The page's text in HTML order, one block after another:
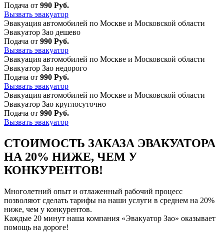
Подача от 990 Руб.
Вызвать эвакуатор
Эвакуация автомобилей по Москве и Московской области
Эвакуатор Зао дешево
Подача от 990 Руб.
Вызвать эвакуатор
Эвакуация автомобилей по Москве и Московской области
Эвакуатор Зао недорого
Подача от 990 Руб.
Вызвать эвакуатор
Эвакуация автомобилей по Москве и Московской области
Эвакуатор Зао круглосуточно
Подача от 990 Руб.
Вызвать эвакуатор
СТОИМОСТЬ ЗАКАЗА ЭВАКУАТОРА
НА 20% НИЖЕ, ЧЕМ У
КОНКУРЕНТОВ!
Многолетний опыт и отлаженный рабочий процесс
позволяют сделать тарифы на наши услуги в среднем на 20%
ниже, чем у конкурентов.
Каждые 20 минут наша компания «Эвакуатор Зао» оказывает
помощь на дороге!